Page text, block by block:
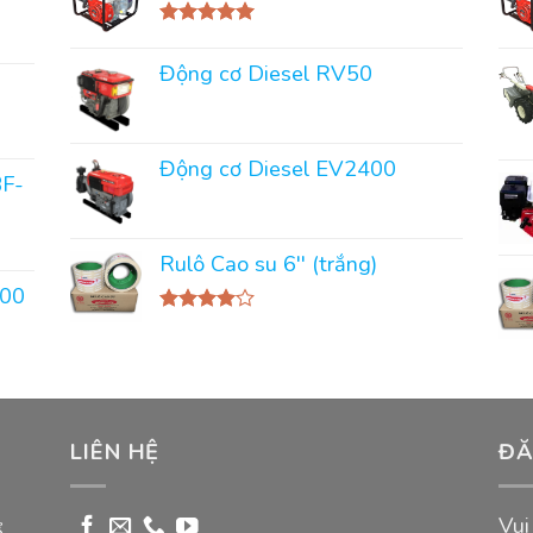
Động cơ Diesel RV50
Động cơ Diesel EV2400
Rulô Cao su 6'' (trắng)
LIÊN HỆ